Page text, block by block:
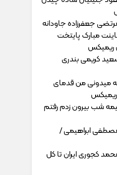
جعفرزاده جاودانه
مبارک پایتخت
ریمیکس
کریمی بندری
میدونی من قدمای
شب بیرون زدم رفتم
ابراهیمی /
کجوری ایران تا کل